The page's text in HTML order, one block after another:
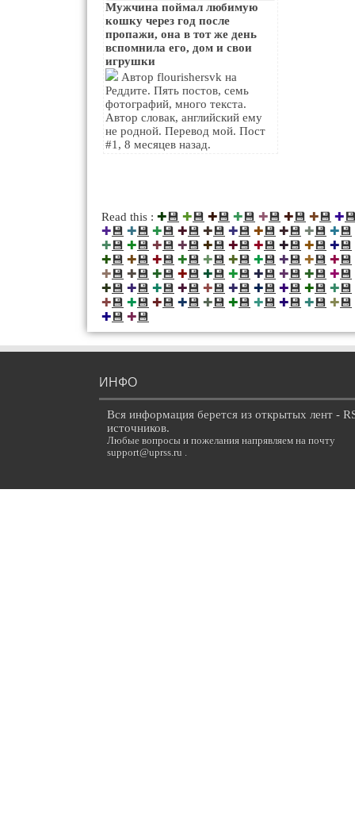
Мужчина поймал любимую
кошку через год после
пропажи, она в тот же день
вспомнила его, дом и свои
игрушки
Реддите. Пять постов, семь
фотографий, много текста.
Автор словак, английский ему
не родной. Перевод мой. Пост
#1, 8 месяцев назад.
Read this : ✚💾 ✚💾 ✚💾 ✚💾 ✚💾 ✚💾 ✚💾 ✚
✚💾 ✚💾 ✚💾 ✚💾 ✚💾 ✚💾 ✚💾 ✚💾 ✚💾 ✚💾
✚💾 ✚💾 ✚💾 ✚💾 ✚💾 ✚💾 ✚💾 ✚💾 ✚💾 ✚💾
✚💾 ✚💾 ✚💾 ✚💾 ✚💾 ✚💾 ✚💾 ✚💾 ✚💾 ✚💾
✚💾 ✚💾 ✚💾 ✚💾 ✚💾 ✚💾 ✚💾 ✚💾 ✚💾 ✚💾
✚💾 ✚💾 ✚💾 ✚💾 ✚💾 ✚💾 ✚💾 ✚💾 ✚💾 ✚💾
✚💾 ✚💾 ✚💾 ✚💾 ✚💾 ✚💾 ✚💾 ✚💾 ✚💾 ✚💾
✚💾 ✚💾
ИНФО
Вся информация берется из открытых лент -
источников.
Любые вопросы и пожелания напрявляем на почту
support@uprss.ru .